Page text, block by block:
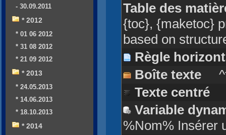
Table des
{toc}, {maketoc}
based on
Règle
Boîte texte
Texte centré
Variable
%Nom% Insérer
- 30.09.2011
* 2012
* 01 06 2012
* 31 08 2012
* 21 09 2012
* 2013
* 24.05.2013
* 14.06.2013
* 18.10.2013
* 2014